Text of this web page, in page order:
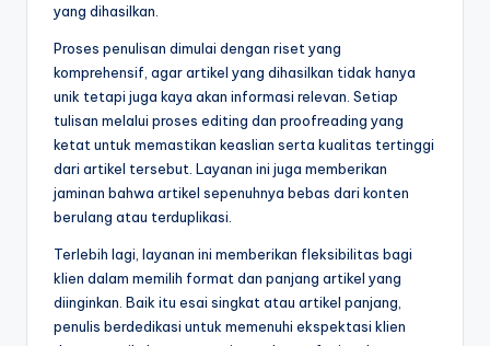
yang dihasilkan.
Proses penulisan dimulai dengan riset yang
komprehensif, agar artikel yang dihasilkan tidak hanya
unik tetapi juga kaya akan informasi relevan. Setiap
tulisan melalui proses editing dan proofreading yang
ketat untuk memastikan keaslian serta kualitas tertinggi
dari artikel tersebut. Layanan ini juga memberikan
jaminan bahwa artikel sepenuhnya bebas dari konten
berulang atau terduplikasi.
Terlebih lagi, layanan ini memberikan fleksibilitas bagi
klien dalam memilih format dan panjang artikel yang
diinginkan. Baik itu esai singkat atau artikel panjang,
penulis berdedikasi untuk memenuhi ekspektasi klien